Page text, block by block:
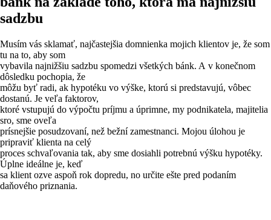
sadzbu
Musím vás sklamať, najčastejšia domnienka mojich klientov je, že som
tu na to, aby som
vybavila najnižšiu sadzbu spomedzi všetkých bánk. A v konečnom
dôsledku pochopia, že
môžu byť radi, ak hypotéku vo výške, ktorú si predstavujú, vôbec
dostanú. Je veľa faktorov,
ktoré vstupujú do výpočtu príjmu a úprimne, my podnikatela, majitelia
sro, sme oveľa
prísnejšie posudzovaní, než bežní zamestnanci. Mojou úlohou je
pripraviť klienta na celý
proces schvaľovania tak, aby sme dosiahli potrebnú výšku hypotéky.
Úplne ideálne je, keď
sa klient ozve aspoň rok dopredu, no určite ešte pred podaním
daňového priznania.